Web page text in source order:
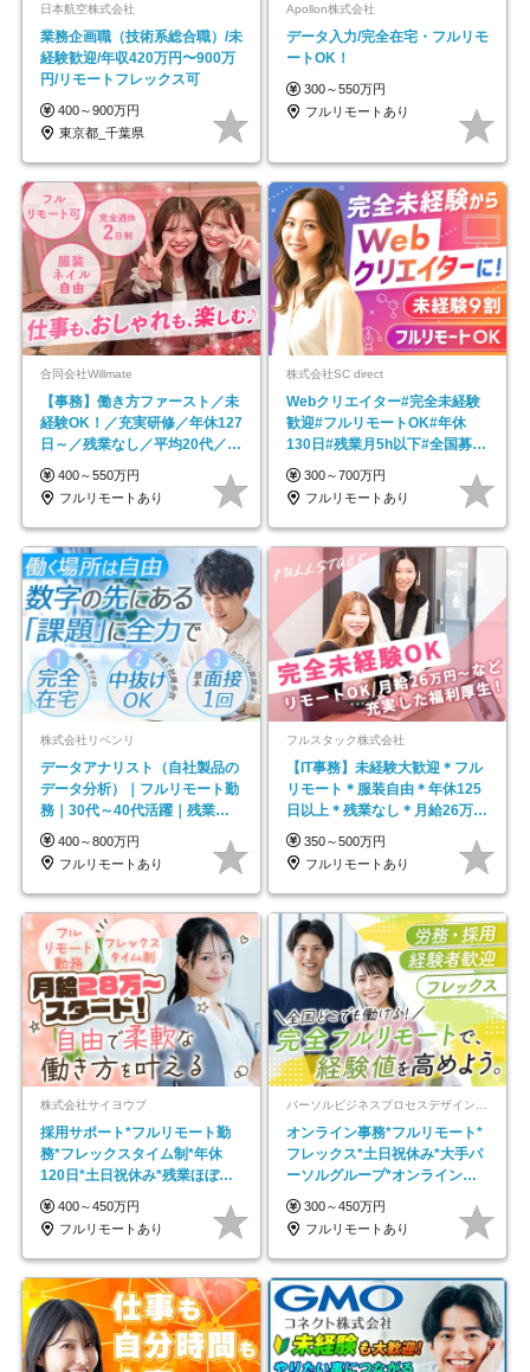
日本航空株式会社
業務企画職（技術系総合職）/未
経験歓迎/年収420万円〜900万
円/リモートフレックス可
400～900万円
東京都_千葉県
Apollon株式会社
データ入力/完全在宅・フルリモ
ートOK！
300～550万円
フルリモートあり
合同会社Willmate
【事務】働き方ファースト／未
経験OK！／充実研修／年休127
日～／残業なし／平均20代／リ
モートOK
400～550万円
フルリモートあり
株式会社SC direct
Webクリエイター#完全未経験
歓迎#フルリモートOK#年休
130日#残業月5h以下#全国募集
#最大1年の研修
300～700万円
フルリモートあり
株式会社リベンリ
データアナリスト（自社製品の
データ分析）｜フルリモート勤
務｜30代～40代活躍｜残業少
なめ｜子育て社員多数活躍
400～800万円
フルリモートあり
フルスタック株式会社
【IT事務】未経験大歓迎＊フル
リモート＊服装自由＊年休125
日以上＊残業なし＊月給26万円
以上
350～500万円
フルリモートあり
株式会社サイヨウブ
採用サポート*フルリモート勤
務*フレックスタイム制*年休
120日*土日祝休み*残業ほぼな
し*育児中社員8割以上
400～450万円
フルリモートあり
パーソルビジネスプロセスデザイン株式会社 事業開発本部
オンライン事務*フルリモート*
フレックス*土日祝休み*大手パ
ーソルグループ*オンライン面
接*30～40代活躍中
300～450万円
フルリモートあり